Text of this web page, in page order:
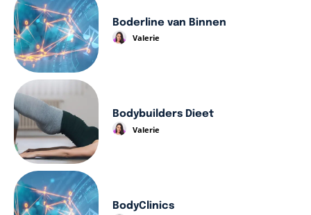
Boderline van Binnen
Valerie
Bodybuilders Dieet
Valerie
BodyClinics